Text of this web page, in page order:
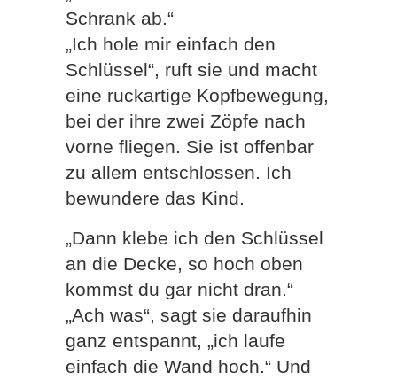
Schrank ab.“
„Ich hole mir einfach den
Schlüssel“, ruft sie und macht
eine ruckartige Kopfbewegung,
bei der ihre zwei Zöpfe nach
vorne fliegen. Sie ist offenbar
zu allem entschlossen. Ich
bewundere das Kind.
„Dann klebe ich den Schlüssel
an die Decke, so hoch oben
kommst du gar nicht dran.“
„Ach was“, sagt sie daraufhin
ganz entspannt, „ich laufe
einfach die Wand hoch.“ Und